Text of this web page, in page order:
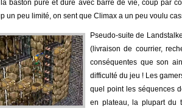
la baston pure et dure avec barre de vie, coup par
un peu limité, on sent que Climax a un peu voulu
Pseudo-suite de
(livraison de courrier,
conséquentes que son
difficulté du jeu ! Les
quel point les séquences
en plateau, la plupart du